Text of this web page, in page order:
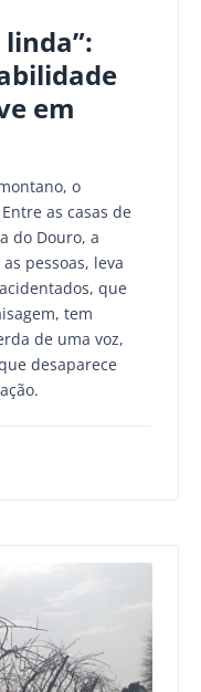
em
o
as casas de
do Douro, a
pessoas, leva
que
tem
de uma voz,
desaparece